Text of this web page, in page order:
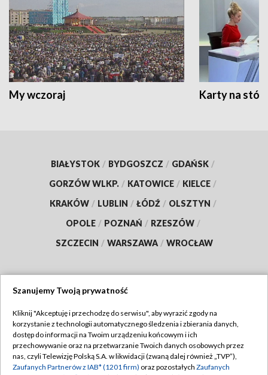
My wczoraj Karty na
BIAŁYSTOK / BYDGOSZCZ / GDAŃSK /
GORZÓW WLKP. / KATOWICE / KIELCE /
KRAKÓW / LUBLIN / ŁÓDŹ / OLSZTYN /
OPOLE / POZNAŃ / RZESZÓW /
SZCZECIN / WARSZAWA / WROCŁAW
TVP
Abonament TVP
Emisja w TVP
Regulamin TVP
Polityka prywatności
Szanujemy Twoją prywatność
Kliknij "Akceptuję i przechodzę do serwisu", aby wyrazić zgody na
korzystanie z technologii automatycznego śledzenia i zbierania danych,
dostęp do informacji na Twoim urządzeniu końcowym i ich
przechowywanie oraz na przetwarzanie Twoich danych osobowych przez
nas, czyli Telewizję Polską S.A. w likwidacji (zwaną dalej również „TVP”),
Zaufanych Partnerów z IAB* (1201 firm) oraz pozostałych Zaufanych